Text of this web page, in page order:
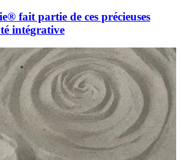
fait partie de ces précieuses
intégrative